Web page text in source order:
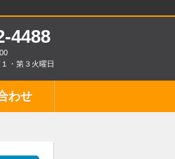
4488
・第３火曜日
わせ